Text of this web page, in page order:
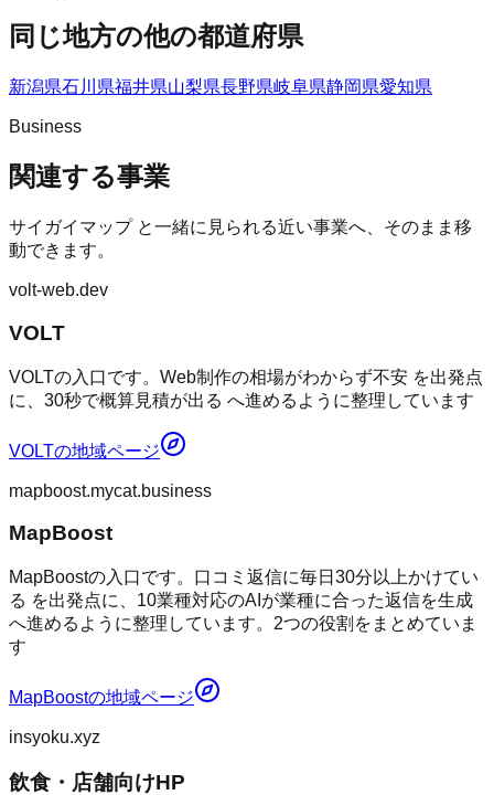
同じ地方の他の都道府県
新潟県石川県福井県山梨県長野県岐阜県静岡県愛知県
Business
関連する事業
サイガイマップと一緒に見られる近い事業へ、そのまま移
動できます。
volt-web.dev
VOLT
VOLTの入口です。Web制作の相場がわからず不安 を出発点
に、30秒で概算見積が出る へ進めるように整理しています
VOLTの地域ページ
mapboost.mycat.business
MapBoost
MapBoostの入口です。口コミ返信に毎日30分以上かけてい
る を出発点に、10業種対応のAIが業種に合った返信を生成
へ進めるように整理しています。2つの役割をまとめていま
す
MapBoostの地域ページ
insyoku.xyz
飲食・店舗向けHP